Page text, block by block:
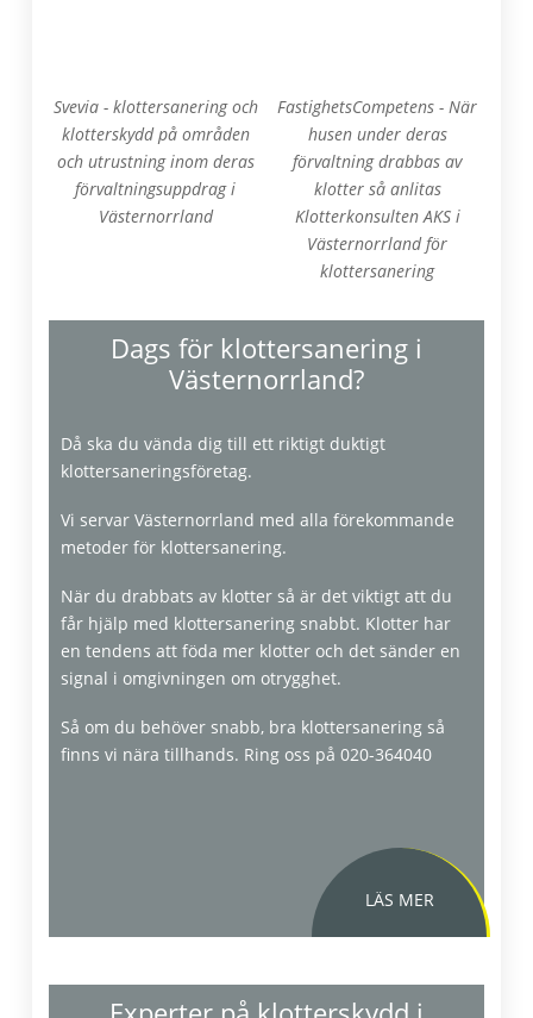
Svevia - klottersanering och
klotterskydd på områden
och utrustning inom deras
förvaltningsuppdrag i
Västernorrland
FastighetsCompetens - När
husen under deras
förvaltning drabbas av
klotter så anlitas
Klotterkonsulten AKS i
Västernorrland för
klottersanering
Dags för klottersanering i
Västernorrland?
Då ska du vända dig till ett riktigt duktigt
klottersaneringsföretag.
Vi servar Västernorrland med alla förekommande
metoder för klottersanering.
När du drabbats av klotter så är det viktigt att du
får hjälp med klottersanering snabbt. Klotter har
en tendens att föda mer klotter och det sänder en
signal i omgivningen om otrygghet.
Så om du behöver snabb, bra klottersanering så
finns vi nära tillhands. Ring oss på 020-364040